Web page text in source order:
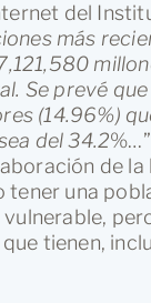
del
más
Se prevé
(14.96%)
del 34.2
de
tener una
tienen,